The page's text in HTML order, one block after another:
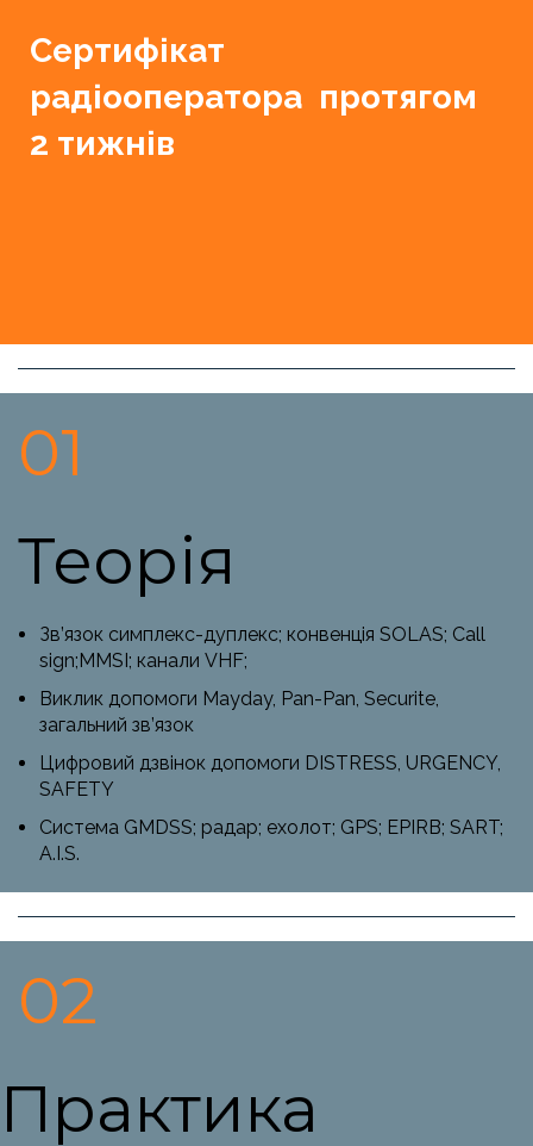
Сертифікат
радіооператора протягом
2 тижнів
01
Теорія
Зв’язок симплекс-дуплекс; конвенція SOLAS; Call
sign;MMSI; канали VHF;
Виклик допомоги Mayday, Pan-Pan, Securite,
загальний зв’язок
Цифровий дзвінок допомоги DISTRESS, URGENCY,
SAFETY
Система GMDSS; радар; ехолот; GPS; EPIRB; SART;
A.I.S.
02
Практика